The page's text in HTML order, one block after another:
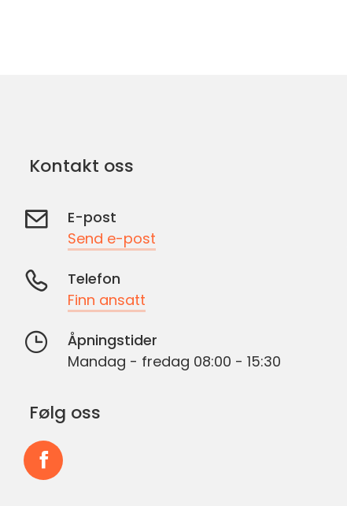
Kontakt oss
E-post
Send e-post
Telefon
Finn ansatt
Åpningstider
Mandag - fredag 08:00 - 15:30
Følg oss